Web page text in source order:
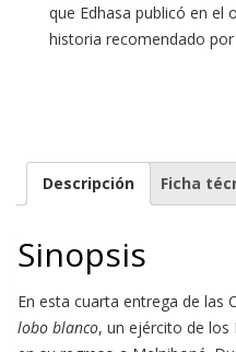
que Edhasa publicó en el
historia recomendado por
Descripción Ficha
Sinopsis
En esta cuarta entrega de las
lobo blanco, un ejército de los